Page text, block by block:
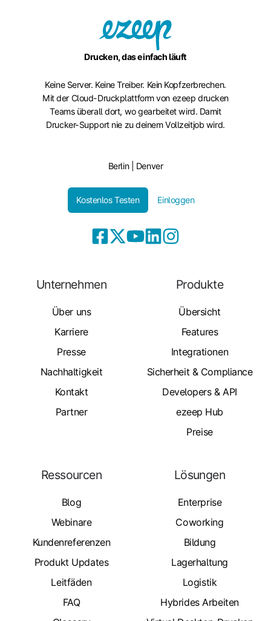
Drucken, das einfach läuft
Keine Server. Keine Treiber. Kein Kopfzerbrechen.
Mit der Cloud-Druckplattform von ezeep drucken
Teams überall dort, wo gearbeitet wird. Damit
Drucker-Support nie zu deinem Vollzeitjob wird.
Berlin | Denver
Kostenlos Testen Einloggen
Unternehmen
Über uns
Karriere
Presse
Nachhaltigkeit
Kontakt
Partner
Produkte
Übersicht
Features
Integrationen
Sicherheit & Compliance
Developers & API
ezeep Hub
Preise
Ressourcen
Blog
Webinare
Kundenreferenzen
Produkt Updates
Leitfäden
FAQ
Lösungen
Enterprise
Coworking
Bildung
Lagerhaltung
Logistik
Hybrides Arbeiten